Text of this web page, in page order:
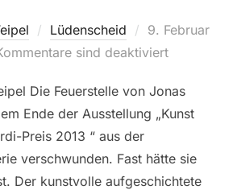
Lüdenscheid
Veröffentlicht
am
9. Februar
sind deaktiviert
Die Feuerstelle von Jonas
Ende der Ausstellung „Kunst
Preis 2013 “ aus der
verschwunden. Fast hätte sie
Der kunstvolle aufgeschichtete